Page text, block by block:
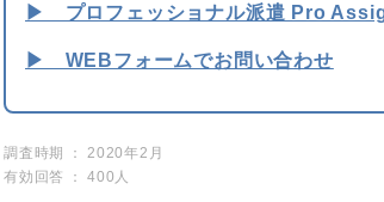
▶ プロフェッショナル派遣 Pro
▶ WEBフォームでお問い合わせ
調査時期
2020年2月
有効回答
400人